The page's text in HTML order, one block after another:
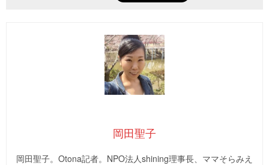
岡田聖子
岡田聖子。Otona記者。NPO法人shining理事長、ママそらみえ